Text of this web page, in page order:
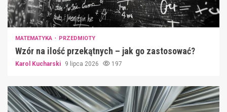
MATEMATYKA PRZEDMIOTY
Wzór na ilość przekątnych – jak go zastosować?
Karol Kucharski 9 lipca 2026 197